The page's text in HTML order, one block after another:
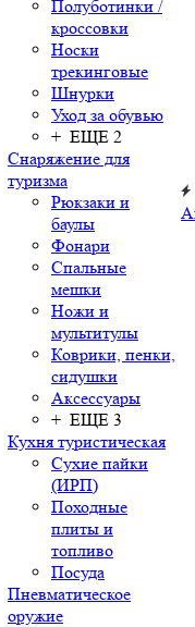
Полуботинки /
кроссовки
Носки
трекинговые
Шнурки
Уход за обувью
+ ЕЩЕ 2
Снаряжение для
туризма
Рюкзаки и
баулы
Фонари
Спальные
мешки
Ножи и
мультитулы
Коврики, пенки,
сидушки
Аксессуары
+ ЕЩЕ 3
Кухня туристическая
Сухие пайки
(ИРП)
Походные
плиты и
топливо
Посуда
Пневматическое
оружие